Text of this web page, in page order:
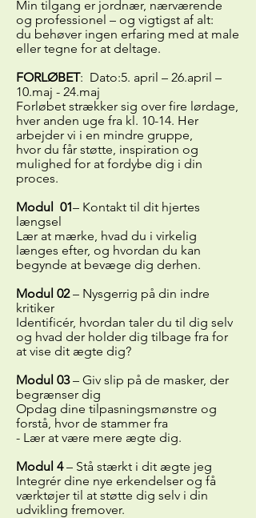
Min tilgang er jordnær, nærværende
og professionel – og vigtigst af alt:
du behøver ingen erfaring med at male
eller tegne for at deltage.
FORLØBET: Dato:5. april – 26.april –
10.maj - 24.maj
Forløbet strækker sig over fire lørdage,
hver anden uge fra kl. 10-14. Her
arbejder vi i en mindre gruppe,
hvor du får støtte, inspiration og
mulighed for at fordybe dig i din
proces.
Modul 01– Kontakt til dit hjertes
længsel
Lær at mærke, hvad du i virkelig
længes efter, og hvordan du kan
begynde at bevæge dig derhen.
Modul 02– Nysgerrig på din indre
kritiker
Identificér, hvordan taler du til dig selv
og hvad der holder dig tilbage fra for
at vise dit ægte dig?
Modul 03– Giv slip på de masker, der
begrænser dig
Opdag dine tilpasningsmønstre og
forstå, hvor de stammer fra
- Lær at være mere ægte dig.
Modul 4– Stå stærkt i dit ægte jeg
Integrér dine nye erkendelser og få
værktøjer til at støtte dig selv i din
udvikling fremover.